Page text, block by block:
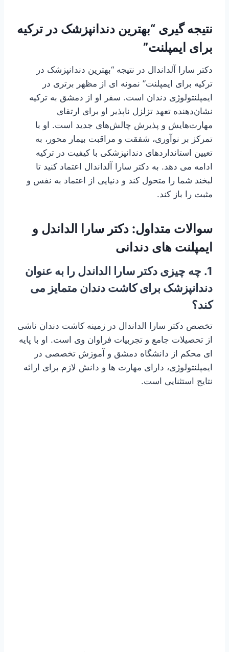
نتیجه گیری “بهترین دندانپزشک در ترکیه
برای ایمپلنت”
دکتر سارا آلداندال در نتیجه “بهترین دندانپزشک در
ترکیه برای ایمپلنت” نمونه ای از مظهر برتری در
ایمپلنتولوژی دندان است. سفر او از دمشق به ترکیه
نشان‌دهنده تعهد تزلزل ناپذیر او برای ارتقای
مهارت‌هایش و پذیرش چالش‌های جدید است. او با
تمرکز بر نوآوری، شفقت و مراقبت بیمار محور، به
تعیین استانداردهای دندانپزشکی با کیفیت در ترکیه
ادامه می دهد. به دکتر سارا آلداندال اعتماد کنید تا
لبخند شما را متحول کند و دنیایی از اعتماد به نفس و
مثبت را باز کند.
سوالات متداول: دکتر سارا الداندل و
ایمپلنت های دندانی
1. چه چیزی دکتر سارا الداندل را به عنوان
دندانپزشک برای کاشت دندان متمایز می
کند؟
تخصص دکتر سارا الداندال در زمینه کاشت دندان ناشی
از تحصیلات جامع و تجربیات فراوان وی است. او با پایه
ای محکم از دانشگاه دمشق و آموزش تخصصی در
ایمپلنتولوژی، دارای مهارت ها و دانش لازم برای ارائه
نتایج استثنایی است.